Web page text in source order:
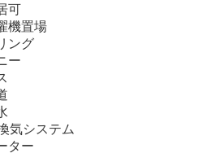
可
機置場
ング
ー
気システム
ター